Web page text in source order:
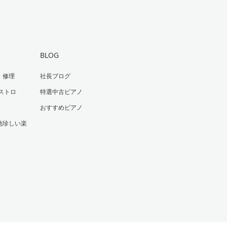
修理
トロ
珍しい楽
BLOG
社長ブログ
特選中古ピアノ
おすすめピアノ